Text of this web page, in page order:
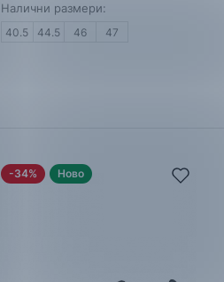
Налични размери:
40.5 44.5 46 47
-34% Ново